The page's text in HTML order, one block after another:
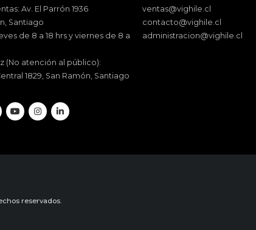
Av. El Parrón 1936
Santiago
de 8 a 18 hrs y viernes de 8 a
(No atención al público):
1829, San Ramón, Santiago
ventas@vighile.cl
contacto@vighile.cl
administracion@vighile.cl
reservados.